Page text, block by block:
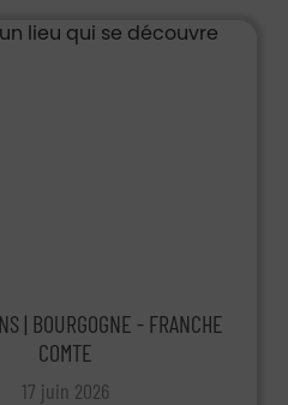
| BOURGOGNE - FRANCHE
COMTE
17 juin 2026